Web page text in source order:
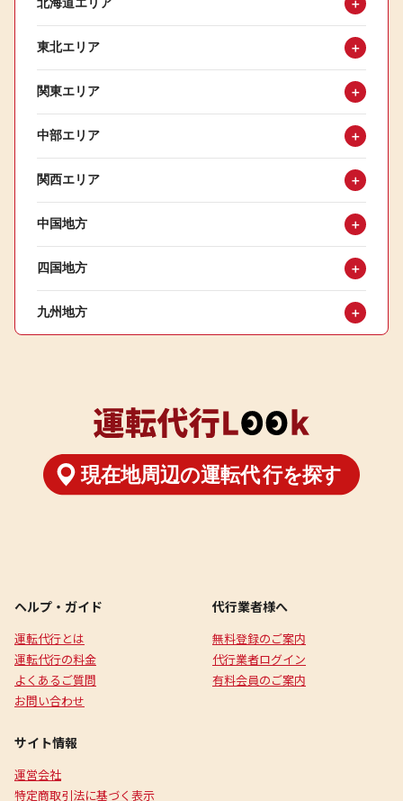
＋
東北エリア ＋
関東エリア ＋
中部エリア ＋
関西エリア ＋
中国地方 ＋
四国地方 ＋
九州地方 ＋
ヘルプ・ガイド
運転代行とは
運転代行の料金
よくあるご質問
お問い合わせ
代行業者様へ
無料登録のご案内
代行業者ログイン
有料会員のご案内
サイト情報
運営会社
特定商取引法に基づく表示